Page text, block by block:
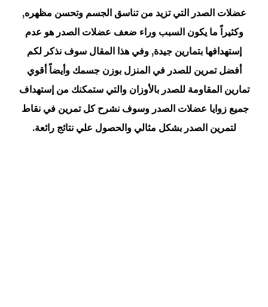
عضلات الصدر التي تزيد من تناسق الجسم وتحسن مظهره,
وكثيراً ما يكون السبب وراء ضعف عضلات الصدر هو عدم
إستهدافها بتمارين جيدة, وفي هذا المقال سوف نذكر لكم
أفضل تمرين للصدر في المنزل بوزن جسمك وأيضاً أقوي
تمارين المقاومة للصدر بالأوزان والتي ستمكنك من إستهداف
جميع زوايا عضلات الصدر وسوف نشرح كل تمرين في نقاط
لتمرين الصدر بشكل مثالي والحصول علي نتائج رائعة.